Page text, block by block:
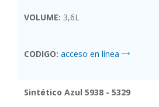
VOLUME: 3,6L
CODIGO: acceso en línea
Sintético Azul 5938 - 5329